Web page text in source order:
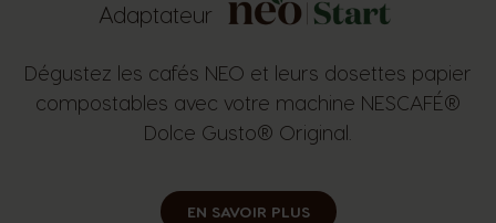
Adaptateur
Dégustez les cafés NEO et leurs dosettes papier
compostables avec votre machine NESCAFÉ®
Dolce Gusto® Original.
EN SAVOIR PLUS